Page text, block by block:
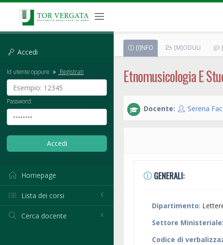
Accedi
Id utente oppure Registrati
Password:
Homepage
Lista dei corsi
Cerca docente
[I]NFO [M]ODULI
Etnomusicologia E
Docente: Serena
GENERALI:
Dipartimento:
Settore Ministeriale
Codice di